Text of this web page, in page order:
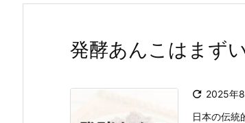
発酵あんこはまず
 2025年
日本の伝統